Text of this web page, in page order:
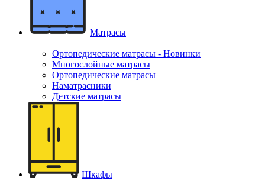
Матрасы
Ортопедические матрасы - Новинки
Многослойные матрасы
Ортопедические матрасы
Наматрасники
Детские матрасы
Шкафы